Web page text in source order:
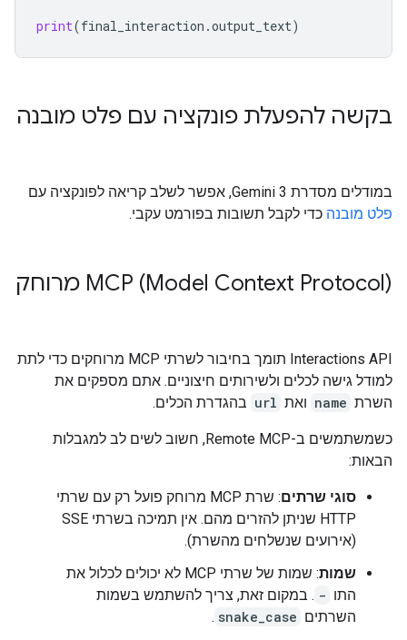
print(final_interaction .output_text)
בקשה להפעלת פונקציה עם פלט מובנה
במודלים מסדרת Gemini 3, אפשר לשלב קריאה לפונקציה עם
פלט מובנה כדי לקבל תשובות בפורמט עקבי.
‫MCP (Model Context Protocol) מרוחק
‫Interactions API תומך בחיבור לשרתי MCP מרוחקים כדי לתת
למודל גישה לכלים ולשירותים חיצוניים. אתם מספקים את
השרת name ואת url בהגדרת הכלים.
כשמשתמשים ב-Remote MCP, חשוב לשים לב למגבלות
הבאות:
סוגי שרתים
: שרת MCP מרוחק פועל רק עם שרתי
HTTP שניתן להזרים מהם. אין תמיכה בשרתי SSE
(אירועים שנשלחים מהשרת).
שמות
: שמות של שרתי MCP לא יכולים לכלול את
התו - . במקום זאת, צריך להשתמש בשמות
השרתים snake_case
.